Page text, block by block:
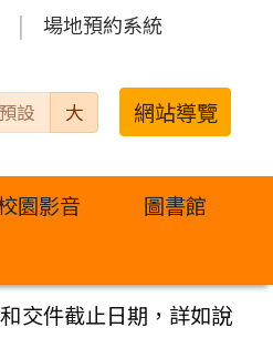
場地預約系統
預設 大 網站導覽
園影音
圖書館
交件截止日期，詳如說